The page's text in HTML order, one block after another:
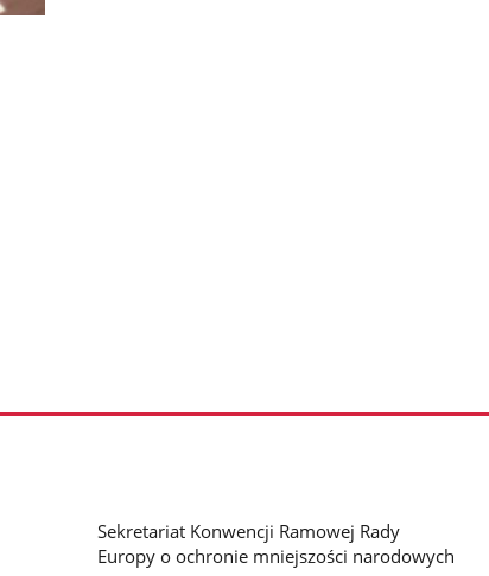
Sekretariat Konwencji Ramowej Rady
Europy o ochronie mniejszości narodowych